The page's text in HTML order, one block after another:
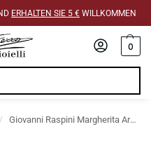
ERHALTEN SIE 5 € WILLKOMMEN
0
/ Giovanni Raspini Margherita Armband Kleine Perlen